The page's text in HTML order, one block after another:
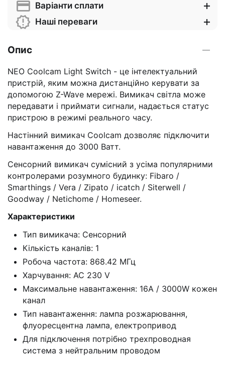
Варіанти сплати
Наші переваги
Опис
NEO Coolcam Light Switch - це інтелектуальний
пристрій, яким можна дистанційно керувати за
допомогою Z-Wave мережі. Вимикач світла може
передавати і приймати сигнали, надається статус
пристрою в режимі реального часу.
Настінний вимикач Coolcam дозволяє підключити
навантаження до 3000 Ватт.
Сенсорний вимикач сумісний з усіма популярними
контролерами розумного будинку: Fibaro /
Smarthings / Vera / Zipato / icatch / Siterwell /
Goodway / Netichome / Homeseer.
Xарактеристики
Тип вимикача: Сенсорний
Кількість каналів: 1
Робоча частота: 868.42 МГц
Харчування: AC 230 V
Максимальне навантаження: 16A / 3000W кожен
канал
Тип навантаження: лампа розжарювання,
флуоресцентна лампа, електропривод
Для підключення потрібно трехпроводная
система з нейтральним проводом